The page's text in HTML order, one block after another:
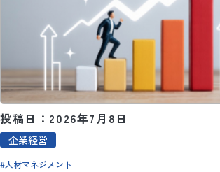
投稿日：2026年7月8日
企業経営
人材マネジメント